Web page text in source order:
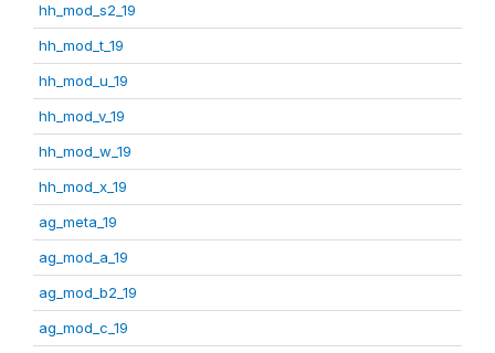
hh_mod_s2_19
hh_mod_t_19
hh_mod_u_19
hh_mod_v_19
hh_mod_w_19
hh_mod_x_19
ag_meta_19
ag_mod_a_19
ag_mod_b2_19
ag_mod_c_19